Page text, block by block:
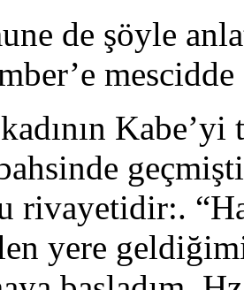
de şöyle
mescidde
rivayetidir:.
yere